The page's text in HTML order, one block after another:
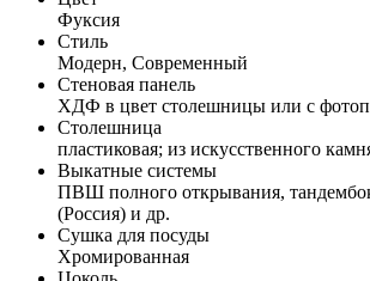
Фуксия
Стиль
Модерн, Современный
Стеновая панель
ХДФ в цвет столешницы или с
Столешница
пластиковая; из искусственного
Выкатные системы
ПВШ полного открывания,
(Россия) и др.
Сушка для посуды
Хромированная